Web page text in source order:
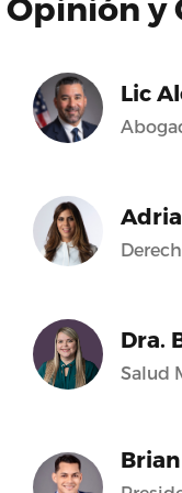
Lic
Dra.
Salud